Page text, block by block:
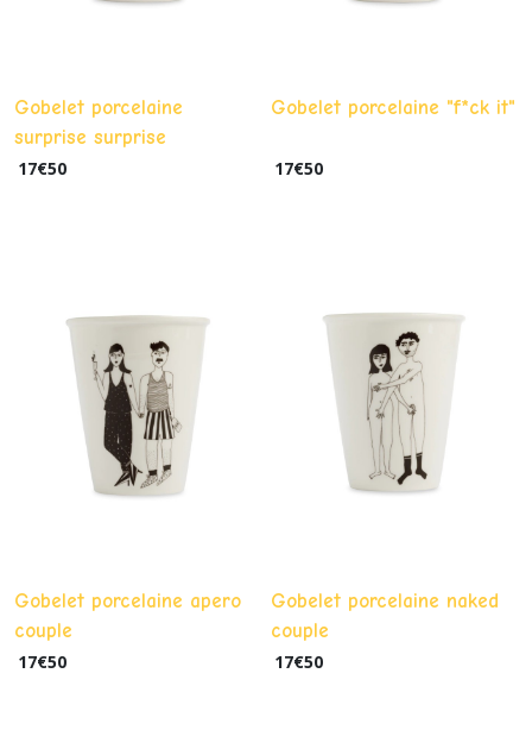
Gobelet porcelaine
surprise surprise
17€50
Gobelet porcelaine "f*ck it"
17€50
Gobelet porcelaine apero
couple
17€50
Gobelet porcelaine naked
couple
17€50